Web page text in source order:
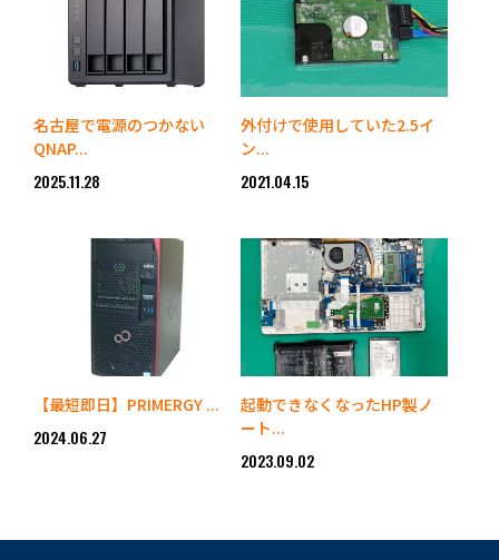
名古屋で電源のつかない
QNAP...
2025.11.28
外付けで使用していた2.5イ
ン...
2021.04.15
【最短即日】PRIMERGY ...
2024.06.27
起動できなくなったHP製ノ
ート...
2023.09.02